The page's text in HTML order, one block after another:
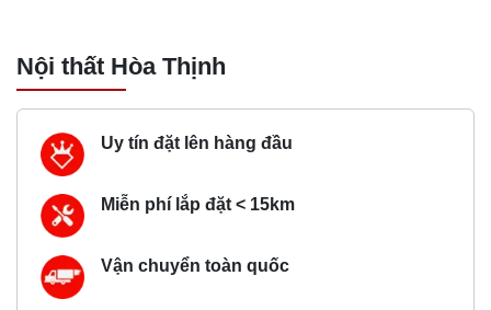
Nội thất Hòa Thịnh
Uy tín đặt lên hàng đầu
Miễn phí lắp đặt < 15km
Vận chuyển toàn quốc